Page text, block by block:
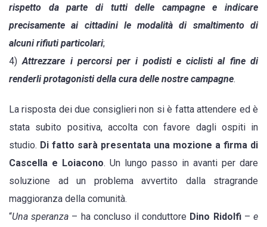
rispetto da parte di tutti delle campagne e indicare
precisamente ai cittadini le modalità di smaltimento di
alcuni rifiuti particolari;
4)Attrezzare i percorsi per i podisti e ciclisti al fine di
renderli protagonisti della cura delle nostre campagne.
La risposta dei due consiglieri non si è fatta attendere ed è
stata subito positiva, accolta con favore dagli ospiti in
studio. Di fatto sarà presentata una mozione a firma di
Cascella e Loiacono. Un lungo passo in avanti per dare
soluzione ad un problema avvertito dalla stragrande
maggioranza della comunità.
“Una speranza – ha concluso il conduttore Dino Ridolfi–e